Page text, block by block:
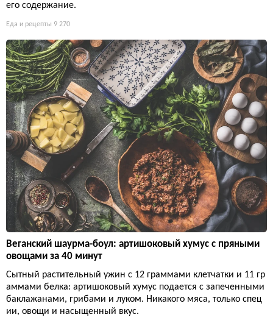
его содержание.
Еда и рецепты 9 270
Веганский шаурма-боул: артишоковый хумус с пряными
овощами за 40 минут
Сытный растительный ужин с 12 граммами клетчатки и 11 гр
аммами белка: артишоковый хумус подается с запеченными
баклажанами, грибами и луком. Никакого мяса, только спец
ии, овощи и насыщенный вкус.